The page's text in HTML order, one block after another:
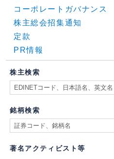
コーポレートガバナンス
株主総会招集通知
定款
PR情報
株主検索
銘柄検索
著名アクティビスト等